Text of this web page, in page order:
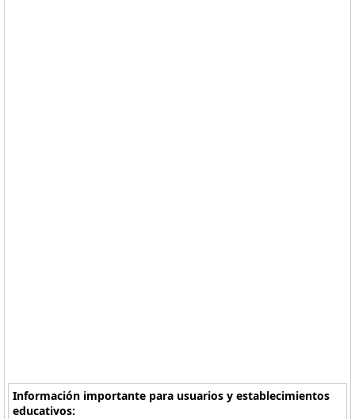
Información importante para usuarios y establecimientos
educativos: